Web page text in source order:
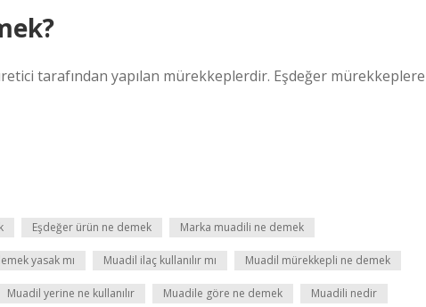
tarafından yapılan mürekkeplerdir. Eşdeğer mürekkeplere
Eşdeğer ürün ne demek Marka muadili ne demek
yasak mı Muadil ilaç kullanılır mı Muadil mürekkepli ne demek
Muadil yerine ne kullanılır Muadile göre ne demek Muadili nedir